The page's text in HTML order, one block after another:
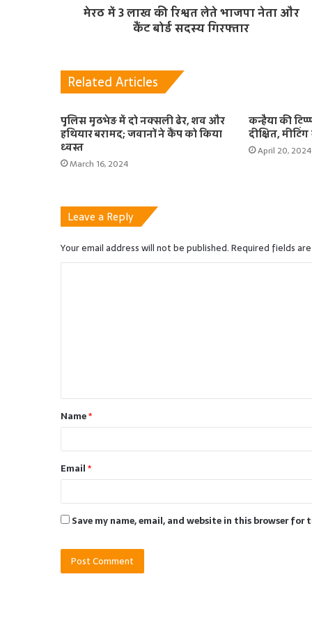
मेरठ में 3 लाख की रिश्वत लेते भाजपा नेता और
कैंट बोर्ड सदस्य गिरफ्तार
Related Articles
पुलिस मुठभेड़ में दो नक्सली ढेर, शव और
हथियार बरामद; जवानों ने कैंप को किया
ध्वस्त
March 16, 2024
कन्हैया की
दीक्षित,
April 20, 2024
Leave a Reply
Your email address will not be published.Required fields
t
*Name*
Email*
Save my name, email, and website in this browser